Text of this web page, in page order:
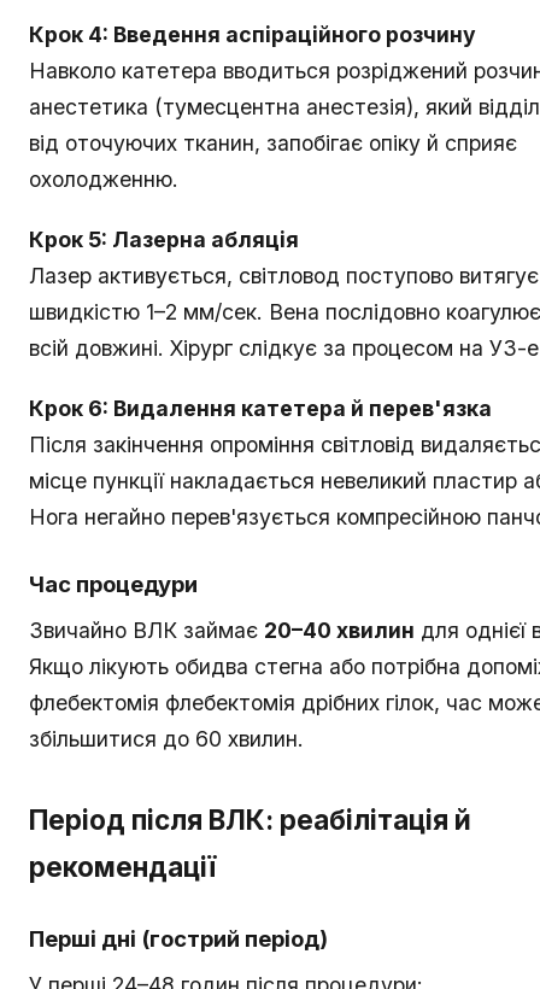
Крок 4: Введення аспіраційного розчину
Навколо катетера вводиться розріджений
анестетика (тумесцентна анестезія), який
від оточуючих тканин, запобігає опіку й сприяє
охолодженню.
Крок 5: Лазерна абляція
Лазер активується, світловод поступово
швидкістю 1–2 мм/сек. Вена послідовно
всій довжині. Хірург слідкує за процесом на УЗ-
Крок 6: Видалення катетера й перев'язка
Після закінчення опроміння світловід
місце пункції накладається невеликий пластир
Нога негайно перев'язується компресійною
Час процедури
Звичайно ВЛК займає 20–40 хвилин для однієї
Якщо лікують обидва стегна або потрібна
флебектомія флебектомія дрібних гілок, час
збільшитися до 60 хвилин.
Період після ВЛК: реабілітація й
рекомендації
Перші дні (гострий період)